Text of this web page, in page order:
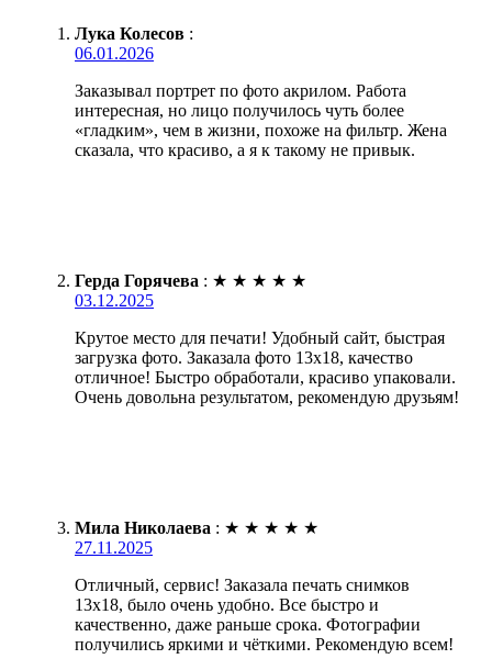
Лука Колесов :
06.01.2026
Заказывал портрет по фото акрилом. Работа
интересная, но лицо получилось чуть более
«гладким», чем в жизни, похоже на фильтр. Жена
сказала, что красиво, а я к такому не привык.
Герда Горячева : ★ ★ ★ ★ ★
03.12.2025
Крутое место для печати! Удобный сайт, быстрая
загрузка фото. Заказала фото 13х18, качество
отличное! Быстро обработали, красиво упаковали.
Очень довольна результатом, рекомендую друзьям!
Мила Николаева : ★ ★ ★ ★ ★
27.11.2025
Отличный, сервис! Заказала печать снимков
13х18, было очень удобно. Все быстро и
качественно, даже раньше срока. Фотографии
получились яркими и чёткими. Рекомендую всем!